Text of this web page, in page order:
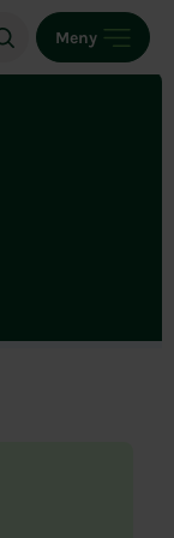
Meny